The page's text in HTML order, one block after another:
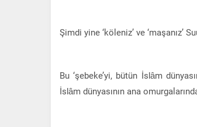
Şimdi yine ‘köleniz’ ve ‘maşanız’
Bu ‘şebeke’yi, bütün İslâm
İslâm dünyasının ana